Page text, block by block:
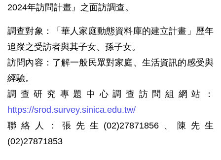
2024年訪問計畫』之面訪調查。
調查對象：「華人家庭動態資料庫的建立計畫」歷年
追蹤之受訪者與其子女、孫子女。
訪問內容：了解一般民眾對家庭、生活資訊的感受與
經驗。
調查研究專題中心調查訪問組網站：
https://srod.survey.sinica.edu.tw/
聯絡人：張先生(02)27871856、陳先生
(02)27871853